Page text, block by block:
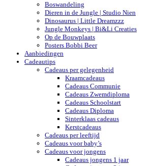
Boswandeling
Dieren in de Jungle | Studio Nien
Dinosaurus | Little Dreamzzz
Jungle Monkeys | Bi&Li Creaties
Op de Bouwplaats
Posters Bobbi Beer
Aanbiedingen
Cadeautips
Cadeaus per gelegenheid
Kraamcadeaus
Cadeaus Communie
Cadeaus Zwemdiploma
Cadeaus Schoolstart
Cadeaus Diploma
Sinterklaas cadeaus
Kerstcadeaus
Cadeaus per leeftijd
Cadeaus voor baby’s
Cadeaus voor jongens
Cadeaus jongens 1 jaar